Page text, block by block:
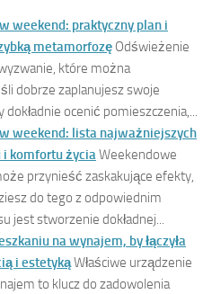
weekend: praktyczny plan i
metamorfozę Odświeżenie
które można
dobrze zaplanujesz swoje
dokładnie ocenić pomieszczenia,...
weekend: lista najważniejszych
i komfortu życiaWeekendowe
przynieść zaskakujące efekty,
do tego z odpowiednim
jest stworzenie dokładnej...
na wynajem, by łączyła
i estetykąWłaściwe urządzenie
to klucz do zadowolenia